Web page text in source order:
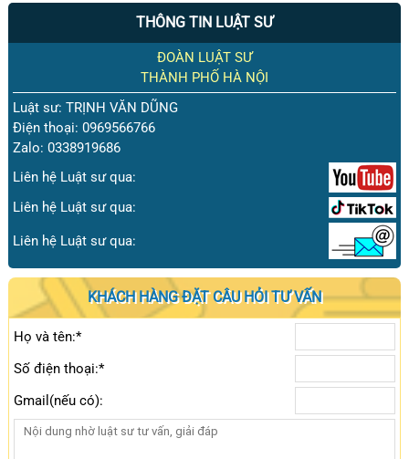
THÔNG TIN LUẬT SƯ
ĐOÀN LUẬT SƯ
THÀNH PHỐ HÀ NỘI
Luật sư: TRỊNH VĂN DŨNG
Điện thoại: 0969566766
Zalo: 0338919686
Liên hệ Luật sư qua:
Liên hệ Luật sư qua:
Liên hệ Luật sư qua:
KHÁCH HÀNG ĐẶT CÂU HỎI TƯ VẤN
Họ và tên:*
Số điện thoại:*
Gmail(nếu có):